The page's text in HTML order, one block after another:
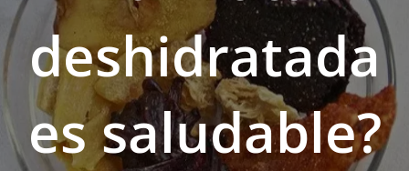
deshidratada
es saludable?